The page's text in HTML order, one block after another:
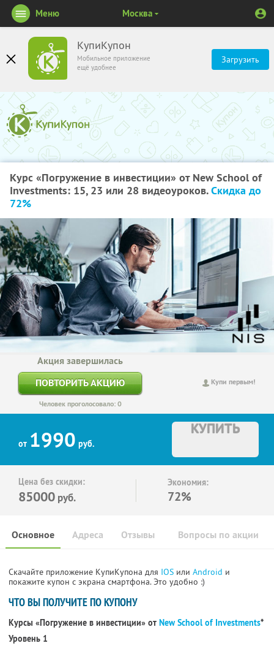
КупиКупон
Мобильное приложение
ещё удобнее
Загрузить
Меню Москва
Курс «Погружение в инвестиции» от New School of
Investments: 15, 23 или 28 видеоуроков.Скидка до
72%
Купи первым!
Акция завершилась
ПОВТОРИТЬ АКЦИЮ
Человек проголосовало: 0
от 1990 руб.
КУПИТЬ
Цена без скидки:
85000 руб.
Экономия:
72%
Основное Отзывы Вопросы по акции
Адреса
Скачайте приложение КупиКупона для IOS или Android и
покажите купон с экрана смартфона. Это удобно :)
ЧТО ВЫ ПОЛУЧИТЕ ПО КУПОНУ
Курсы «Погружение в инвестиции» от New School of Investments*
Уровень 1